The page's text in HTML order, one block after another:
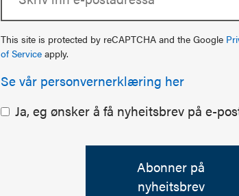
This site is protected by reCAPTCHA and the Google
of Service apply.
Se vår personvernerklæring her
Ja, eg ønsker å få nyheitsbrev på e-
Abonner på
nyheitsbrev